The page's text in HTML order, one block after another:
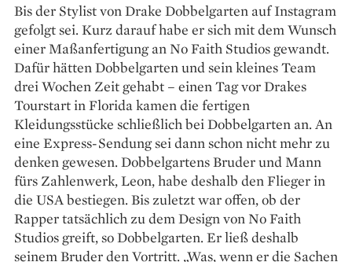
Bis der Stylist von Drake Dobbelgarten auf Instagram
gefolgt sei. Kurz darauf habe er sich mit dem Wunsch
einer Maßanfertigung an No Faith Studios gewandt.
Dafür hätten Dobbelgarten und sein kleines Team
drei Wochen Zeit gehabt – einen Tag vor Drakes
Tourstart in Florida kamen die fertigen
Kleidungsstücke schließlich bei Dobbelgarten an. An
eine Express-Sendung sei dann schon nicht mehr zu
denken gewesen. Dobbelgartens Bruder und Mann
fürs Zahlenwerk, Leon, habe deshalb den Flieger in
die USA bestiegen. Bis zuletzt war offen, ob der
Rapper tatsächlich zu dem Design von No Faith
Studios greift, so Dobbelgarten. Er ließ deshalb
seinem Bruder den Vortritt. „Was, wenn er die Sachen